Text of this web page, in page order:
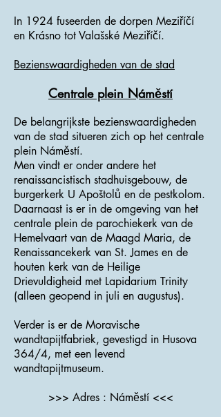
In 1924 fuseerden de dorpen Meziříčí
en Krásno tot Valašské Meziříčí.
Bezienswaardigheden van de stad
Centrale plein Náměstí
De belangrijkste bezienswaardigheden
van de stad situeren zich op het centrale
plein Náměstí.
Men vindt er onder andere het
renaissancistisch stadhuisgebouw, de
burgerkerk U Apoštolů en de pestkolom.
Daarnaast is er in de omgeving van het
centrale plein de parochiekerk van de
Hemelvaart van de Maagd Maria, de
Renaissancekerk van St. James en de
houten kerk van de Heilige
Drievuldigheid met Lapidarium Trinity
(alleen geopend in juli en augustus).
Verder is er de Moravische
wandtapijtfabriek, gevestigd in Husova
364/4, met een levend
wandtapijtmuseum.
>>> Adres : Náměstí <<<